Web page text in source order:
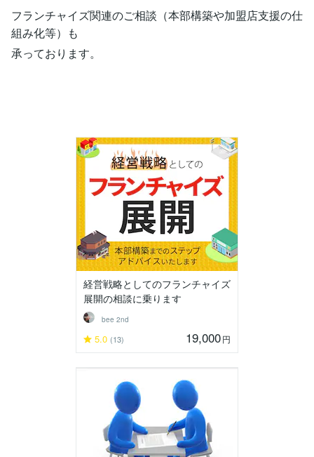
フランチャイズ関連のご相談（本部構築や加盟店支援の仕
組み化等）も
承っております。
経営戦略としてのフランチャイズ
展開の相談に乗ります
bee 2nd
5.0 (13) 19,000円